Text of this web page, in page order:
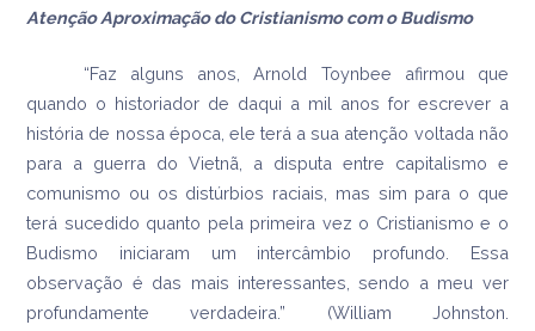
Atenção Aproximação do Cristianismo com o Budismo
“Faz alguns anos, Arnold Toynbee afirmou que
quando o historiador de daqui a mil anos for escrever a
história de nossa época, ele terá a sua atenção voltada não
para a guerra do Vietnã, a disputa entre capitalismo e
comunismo ou os distúrbios raciais, mas sim para o que
terá sucedido quanto pela primeira vez o Cristianismo e o
Budismo iniciaram um intercâmbio profundo. Essa
observação é das mais interessantes, sendo a meu ver
profundamente verdadeira.” (William Johnston.